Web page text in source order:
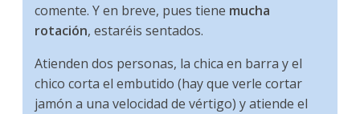
comente. Y en breve, pues tiene mucha
rotación, estaréis sentados.
Atienden dos personas, la chica en barra y el
chico corta el embutido (hay que verle cortar
jamón a una velocidad de vértigo) y atiende el